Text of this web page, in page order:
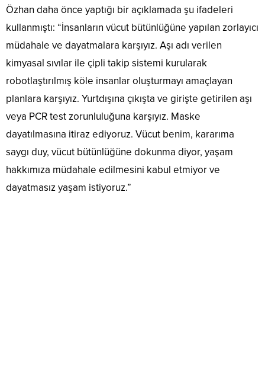
Özhan daha önce yaptığı bir açıklamada şu ifadeleri
kullanmıştı: “İnsanların vücut bütünlüğüne yapılan zorlayıcı
müdahale ve dayatmalara karşıyız. Aşı adı verilen
kimyasal sıvılar ile çipli takip sistemi kurularak
robotlaştırılmış köle insanlar oluşturmayı amaçlayan
planlara karşıyız. Yurtdışına çıkışta ve girişte getirilen aşı
veya PCR test zorunluluğuna karşıyız. Maske
dayatılmasına itiraz ediyoruz. Vücut benim, kararıma
saygı duy, vücut bütünlüğüne dokunma diyor, yaşam
hakkımıza müdahale edilmesini kabul etmiyor ve
dayatmasız yaşam istiyoruz.”